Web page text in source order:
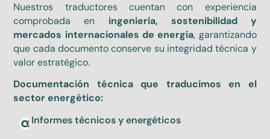
Nuestros traductores cuentan con experiencia
comprobada en ingeniería, sostenibilidad y
mercados internacionales de energía, garantizando
que cada documento conserve su integridad técnica y
valor estratégico.
Documentación técnica que traducimos en el
sector energético:
Informes técnicos y energéticos